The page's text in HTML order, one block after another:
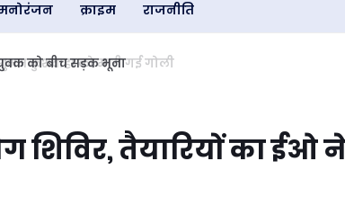
क्राइम राजनीति
को बीच सड़क भूना
शिविर, तैयारियों का ईओ